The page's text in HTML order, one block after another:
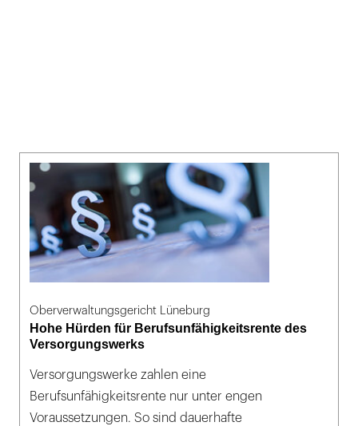
Oberverwaltungsgericht Lüneburg
Hohe Hürden für Berufsunfähigkeitsrente des
Versorgungswerks
Versorgungswerke zahlen eine
Berufsunfähigkeitsrente nur unter engen
Voraussetzungen. So sind dauerhafte